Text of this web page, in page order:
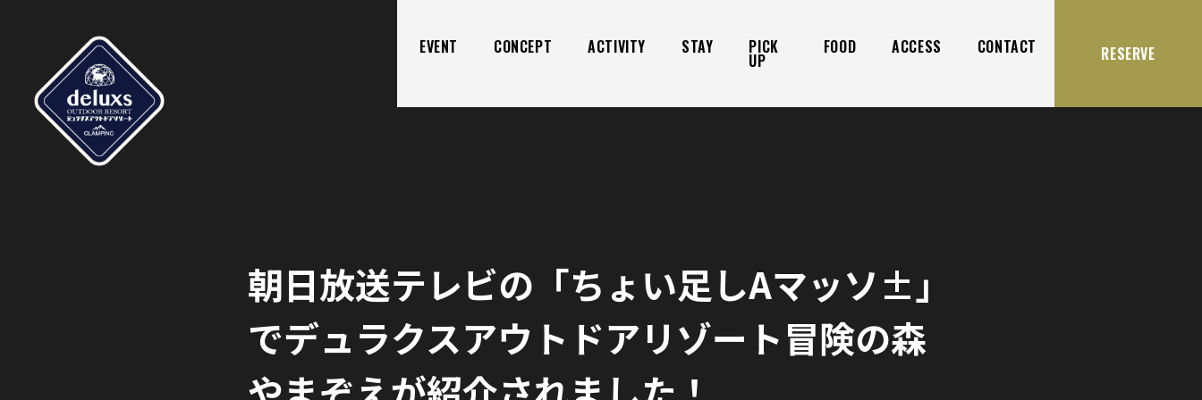
EVENT CONCEPT ACTIVITY STAY PICK
UP
FOOD ACCESS CONTACT RESERVE
朝日放送テレビの「ちょい足しAマッソ±」
でデュラクスアウトドアリゾート冒険の森